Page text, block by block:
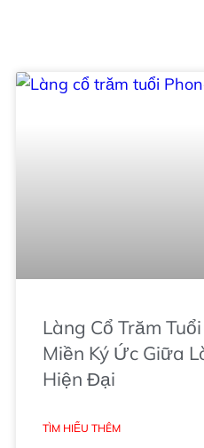
Làng Cổ Trăm
Miền Ký Ức Giữa
Hiện Đại
TÌM HIỂU THÊM